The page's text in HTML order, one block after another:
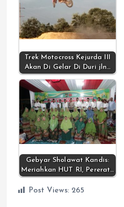
Trek Motocross Kejurda III
Akan Di Gelar Di Duri jln…
Gebyar Sholawat Kandis:
Meriahkan HUT RI, Pererat…
Post Views: 265